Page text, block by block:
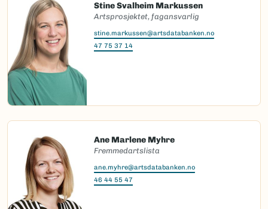
Stine Svalheim Markussen
Artsprosjektet, fagansvarlig
stine.markussen@artsdatabanken.no
47 75 37 14
Ane Marlene Myhre
Fremmedartslista
ane.myhre@artsdatabanken.no
46 44 55 47